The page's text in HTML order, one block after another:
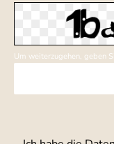
Um weiterzugehen, geben